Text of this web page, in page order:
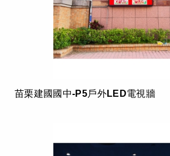
苗栗建國國中-P5戶外LED電視牆